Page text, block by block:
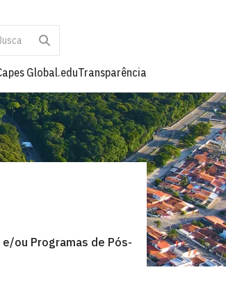
Global.eduTransparência
ou Programas de Pós-